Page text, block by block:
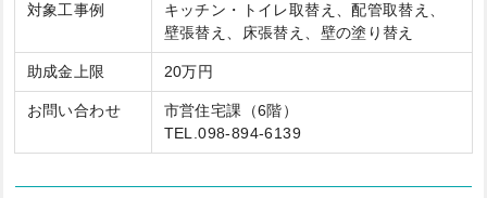
対象工事例
キッチン・トイレ取替え、配管取替え、
壁張替え、床張替え、壁の塗り替え
助成金上限 20万円
お問い合わせ
市営住宅課（6階）
TEL.098-894-6139